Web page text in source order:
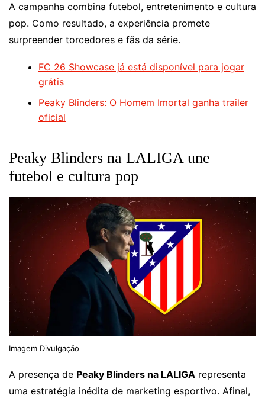
A campanha combina futebol, entretenimento e cultura
pop. Como resultado, a experiência promete
surpreender torcedores e fãs da série.
FC 26 Showcase já está disponível para jogar
grátis
Peaky Blinders: O Homem Imortal ganha trailer
oficial
Peaky Blinders na LALIGA une
futebol e cultura pop
Imagem Divulgação
A presença de Peaky Blinders na LALIGA representa
uma estratégia inédita de marketing esportivo. Afinal,